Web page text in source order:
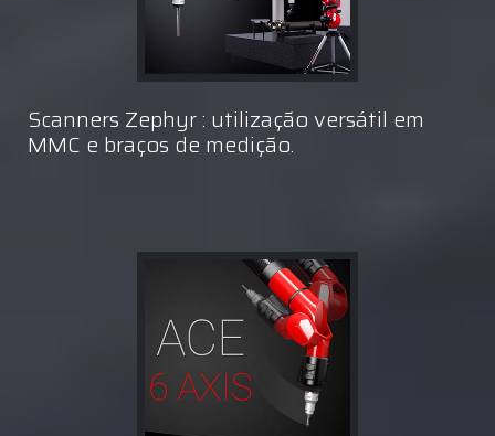
Scanners Zephyr : utilização versátil em
MMC e braços de medição.